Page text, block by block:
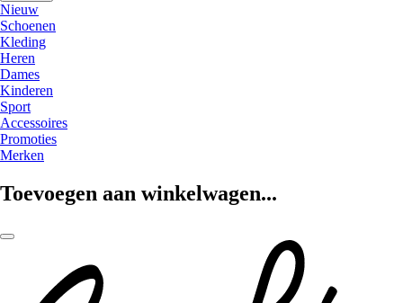
Nieuw
Schoenen
Kleding
Heren
Dames
Kinderen
Sport
Accessoires
Promoties
Merken
Toevoegen aan winkelwagen...